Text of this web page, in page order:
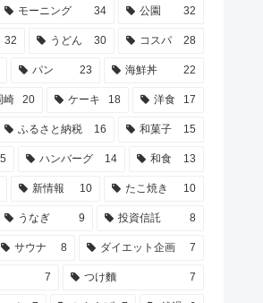
モーニング 34 公園 32
32 うどん 30 コスパ 28
パン 23 海鮮丼 22
崎 20 ケーキ 18 洋食 17
ふるさと納税 16 和菓子 15
ハンバーグ 14 和食 13
新情報 10 たこ焼き 10
うなぎ 9 投資信託 8
サウナ 8 ダイエット企画 7
7 つけ麵 7